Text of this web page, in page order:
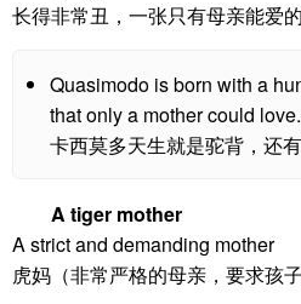
长得非常丑，一张只有母亲能爱
Quasimodo is born with a
that only a mother could love.
卡西莫多天生就是驼背，还
A tiger mother
A strict and demanding mother
虎妈（非常严格的母亲，要求孩